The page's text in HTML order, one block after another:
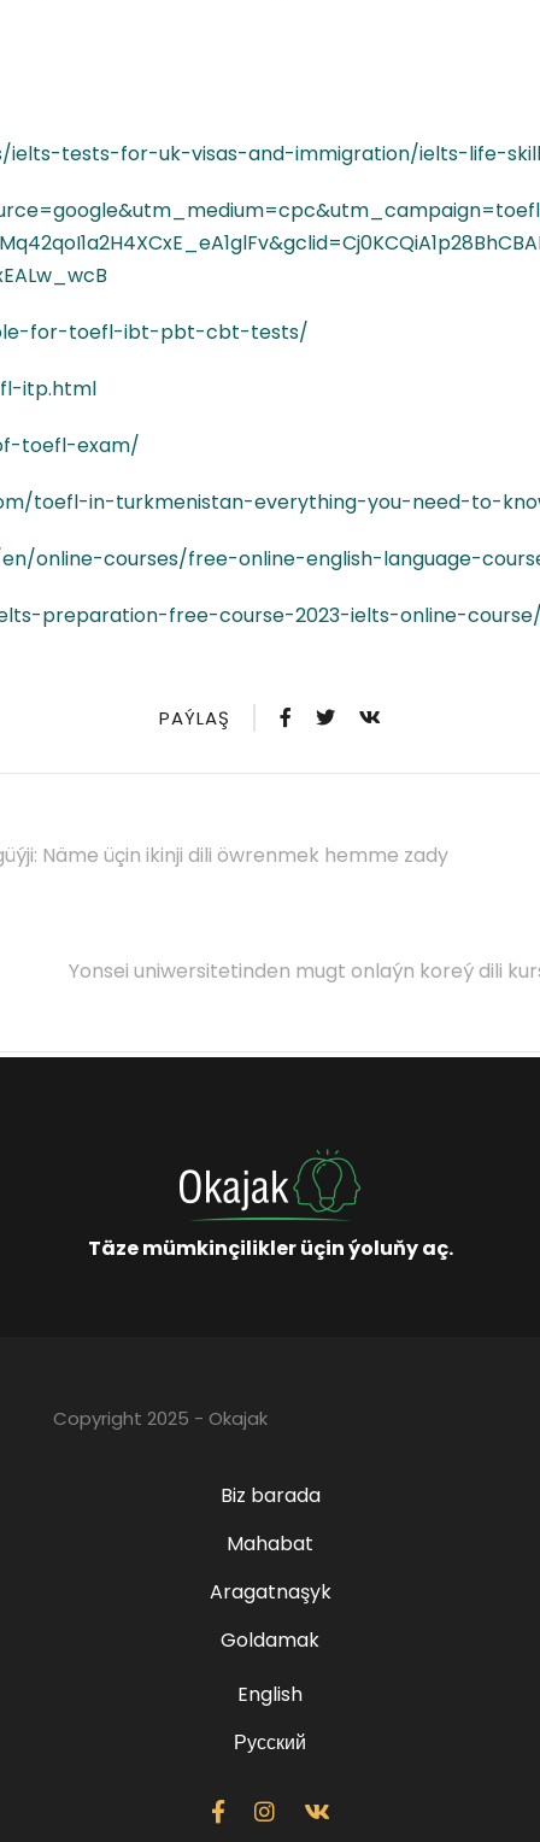
tests-for-uk-visas-and-immigration/ielts-life-
for-toefl-ibt-pbt-cbt-tests/
itp.html
toefl-exam/
toefl-in-turkmenistan-everything-you-need-to-
online-courses/free-online-english-language-
preparation-free-course-2023-ielts-online-
PAÝLAŞ
Näme üçin ikinji dili öwrenmek hemme zady
Yonsei uniwersitetinden mugt onlaýn koreý dili
Täze mümkinçilikler üçin ýoluňy aç.
Copyright 2025 - Okajak
Biz barada
Mahabat
Aragatnaşyk
Goldamak
English
Русский